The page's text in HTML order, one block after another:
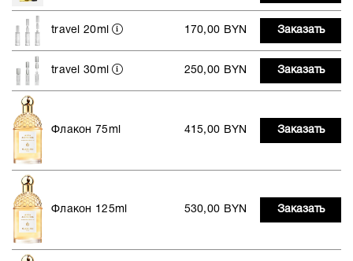
travel 20ml 170,00 BYN Заказать
travel 30ml 250,00 BYN Заказать
Флакон 75ml 415,00 BYN Заказать
Флакон 125ml 530,00 BYN Заказать